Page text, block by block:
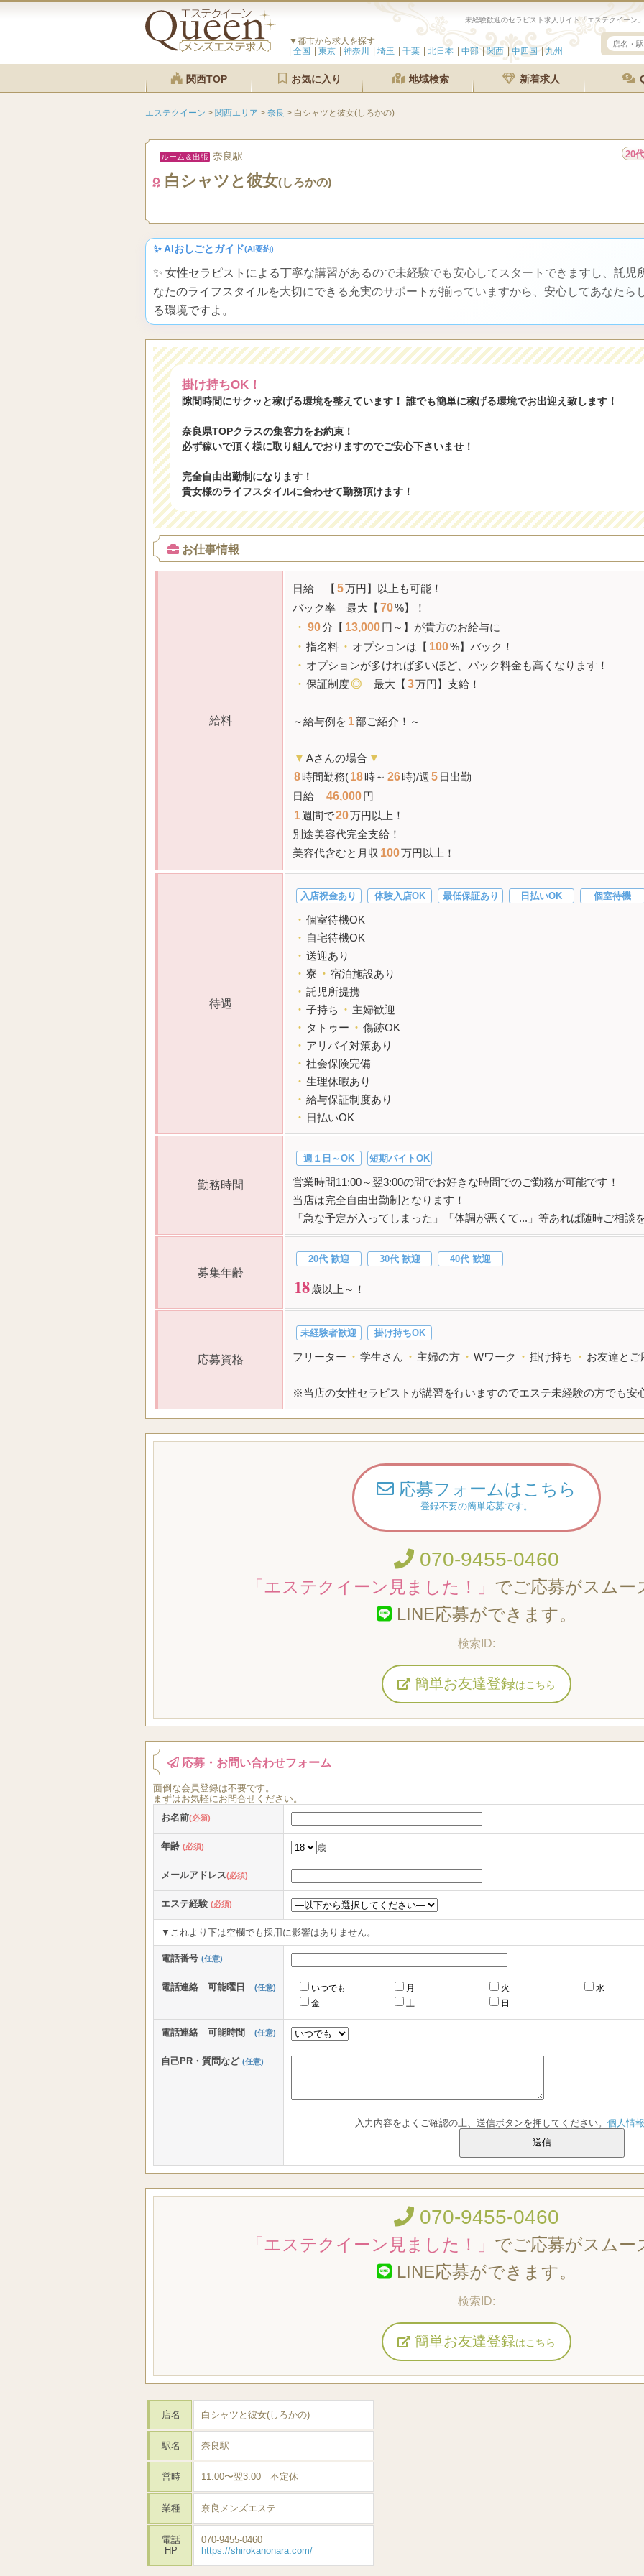
▼都市から求人を探す
全国
東京 神奈川 埼玉 千葉 北日本 中部 関西 中四国 九州
関西TOP お気に入り 地域検索 新着求人
エステクイーン > 関西エリア > 奈良 > 白シャツと彼女(しろかの)
ルーム＆出張 奈良駅 20
白シャツと彼女(しろかの)
✨ AIおしごとガイド(AI要約)
✨ 女性セラピストによる丁寧な講習があるので未経験でも安心してスタートできますし、託児
なたのライフスタイルを大切にできる充実のサポートが揃っていますから、安心してあなたら
る環境ですよ。
掛け持ちOK！
隙間時間にサクッと稼げる環境を整えています！ 誰でも簡単に稼げる環境でお出迎え致します！
奈良県TOPクラスの集客力をお約束！
必ず稼いで頂く様に取り組んでおりますのでご安心下さいませ！
完全自由出勤制になります！
貴女様のライフスタイルに合わせて勤務頂けます！
お仕事情報
給料
日給 【 5万円】以上も可能！
バック率 最大【 70%】！
・ 90分【 13,000円～】が貴方のお給与に
・ 指名料 ・ オプションは【 100%】バック！
・ オプションが多ければ多いほど、バック料金も高くなります！
・ 保証制度◎ 最大【 3万円】支給！
～給与例を 1部ご紹介！～
▼ Aさんの場合 ▼
8時間勤務(18時～ 26時)/週 5 日出勤
日給
46,000円
1週間で20万円以上！
別途美容代完全支給！
美容代含むと 月収 100万円以上！
待遇
入店祝金あり 体験入店OK 最低保証あり 日払いOK 個室待機
・ 個室待機OK
・ 自宅待機OK
・ 送迎あり
・ 寮 ・ 宿泊施設あり
・ 託児所提携
・ 子持ち ・ 主婦歓迎
・ タトゥー ・ 傷跡OK
・ アリバイ対策あり
・ 社会保険完備
・ 生理休暇あり
・ 給与保証制度あり
・ 日払いOK
勤務時間
週１日～OK 短期バイトOK
営業時間11:00～翌3:00の間でお好きな時間でのご勤務が可能です！
当店は完全自由出勤制となります！
「急な予定が入ってしまった」「体調が悪くて...」等あれば随時ご相談
募集年齢
20代 歓迎 30代 歓迎 40代 歓迎
18歳以上～！
応募資格
未経験者歓迎 掛け持ちOK
フリーター ・ 学生さん ・ 主婦の方 ・ Wワーク ・ 掛け持ち ・ お友達とご
※当店の女性セラピストが講習を行いますのでエステ未経験の方でも安
応募フォームはこちら
登録不要の簡単応募です。
070-9455-0460
「エステクイーン見ました！」 でご応募がスムー
LINE応募ができます。
簡単お友達登録はこちら
応募・お問い合わせフォーム
面倒な会員登録は不要です。
まずはお気軽にお問合せください。
お名前(必須)
年齢 (必須) 歳
メールアドレス(必須)
エステ経験 (必須)
▼これより下は空欄でも採用に影響はありません。
電話番号 (任意)
電話連絡 可能曜日 (任意) いつでも 月 火
水
金
土 日
電話連絡 可能時間 (任意)
自己PR・質問など (任意)
入力内容をよくご確認の上、送信ボタンを押してください。 個人情
070-9455-0460
「エステクイーン見ました！」 でご応募がスムー
LINE応募ができます。
簡単お友達登録はこちら
店名 白シャツと彼女(しろかの)
駅名 奈良駅
営時 11:00〜翌3:00 不定休
業種 奈良メンズエステ
電話
HP
070-9455-0460
https://shirokanonara.com/